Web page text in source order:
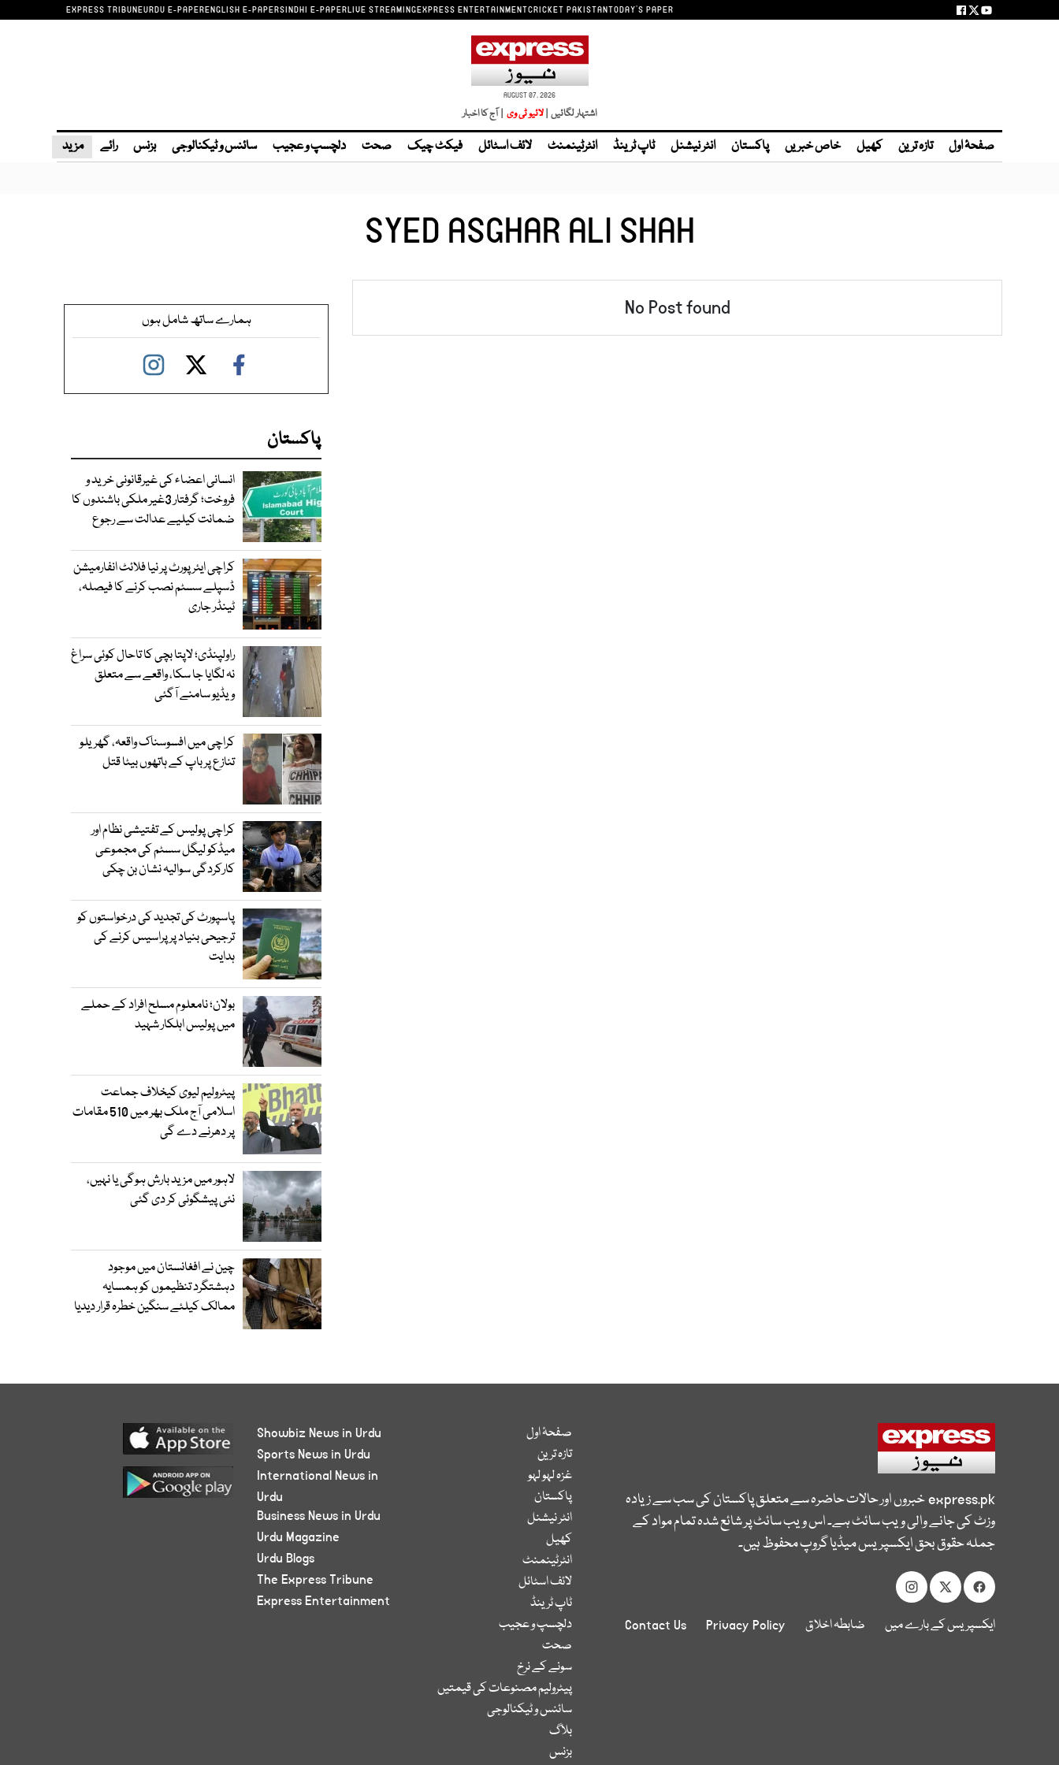
EXPRESS TRIBUNEURDU E-PAPERENGLISH E-PAPERSINDHI E-PAPERLIVE STREAMINGEXPRESS ENTERTAINMENTCRICKET PAKISTANTODAY'S PAPER
AUGUST 07, 2026
اشتہار لگائیں | | آج کا اخبار
صفحۂ اول تازہ ترین کھیل خاص خبریں پاکستان انٹر نیشنل ٹاپ ٹرینڈ انٹرٹینمنٹ لائف اسٹائل فیکٹ چیک صحت دلچسپ و عجیب سائنس و ٹیکنالوجی بزنس رائے مزید
SYED ASGHAR ALI SHAH
No Post found ہمارے ساتھ شامل ہوں
پاکستان
انسانی اعضاء کی غیرقانونی خرید و
فروخت؛ گرفتار 3غیر ملکی باشندوں کا
ضمانت کیلیے عدالت سے رجوع
کراچی ایئرپورٹ پر نیا فلائٹ انفارمیشن
ڈسپلے سسٹم نصب کرنے کا فیصلہ،
ٹینڈر جاری
راولپنڈی؛ لاپتا بچی کا تاحال کوئی سراغ
نہ لگایا جا سکا، واقعے سے متعلق
ویڈیو سامنے آگئی
کراچی میں افسوسناک واقعہ، گھریلو
تنازع پر باپ کے ہاتھوں بیٹا قتل
کراچی پولیس کے تفتیشی نظام اور
میڈکو لیگل سسٹم کی مجموعی
کارکردگی سوالیہ نشان بن چکی
پاسپورٹ کی تجدید کی درخواستوں کو
ترجیحی بنیاد پر پراسیس کرنے کی
ہدایت
بولان؛ نامعلوم مسلح افراد کے حملے
میں پولیس اہلکار شہید
پیٹرولیم لیوی کیخلاف جماعت
اسلامی آج ملک بھر میں 510 مقامات
پر دھرنے دے گی
لاہور میں مزید بارش ہوگی یا نہیں،
نئی پیشگوئی کر دی گئی
چین نے افغانستان میں موجود
دہشتگرد تنظیموں کو ہمسایہ
ممالک کیلئے سنگین خطرہ قرار دیدیا
express.pkخبروں اور حالات حاضرہ سے متعلق پاکستان کی سب سے زیادہ
وزٹ کی جانے والی ویب سائٹ ہے۔ اس ویب سائٹ پر شائع شدہ تمام مواد کے
جملہ حقوق بحق ایکسپریس میڈیا گروپ محفوظ ہیں۔
ایکسپریس کے بارے میں ضابطہ اخلاق Privacy Policy
Contact Us
صفحۂ اول
تازہ ترین
غزہ لہو لہو
پاکستان
انٹر نیشنل
کھیل
انٹرٹینمنٹ
لائف اسٹائل
ٹاپ ٹرینڈ
دلچسپ و عجیب
صحت
سونے کے نرخ
پیٹرولیم مصنوعات کی قیمتیں
سائنس و ٹیکنالوجی
بلاگ
بزنس
Showbiz News in Urdu
Sports News in Urdu
International News in
Urdu
Business News in Urdu
Urdu Magazine
Urdu Blogs
The Express Tribune
Express Entertainment